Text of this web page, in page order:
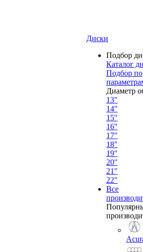
Диски
Подбор
Каталог
Подбор по
Диаметр
13"
14"
15"
16"
17"
18"
19"
20"
21"
22"
Все